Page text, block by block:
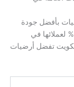
بأفضل جودة
في السوق. تقدم خصومات كبيرة تصل إلى 50% لعملائها في
في الكويت تفضل أرضيات